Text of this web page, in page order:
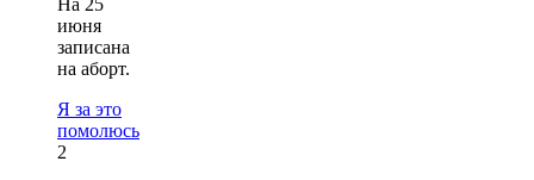
На 25
июня
записана
на аборт.
Я за это
помолюсь
2